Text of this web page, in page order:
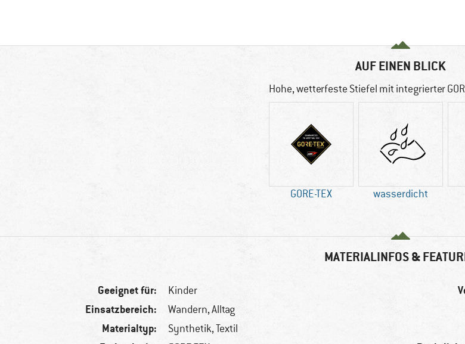
AUF EINEN BLICK
Hohe, wetterfeste Stiefel mit integrierter
GORE-TEX wasserdicht
MATERIALINFOS &
Geeignet für: Kinder
Einsatzbereich: Wandern, Alltag
Materialtyp: Synthetik, Textil